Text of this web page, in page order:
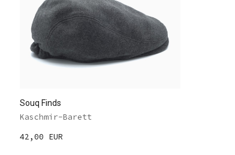
Souq Finds
Kaschmir-Barett
42,00 EUR